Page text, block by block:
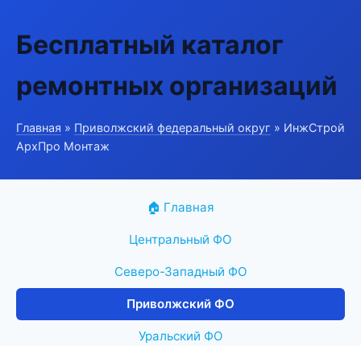
Бесплатный каталог
ремонтных организаций
Главная » Приволжский федеральный округ » ИнжСтрой
АрхПро Монтаж
🏠 Главная
Центральный ФО
Северо-Западный ФО
Приволжский ФО
Уральский ФО